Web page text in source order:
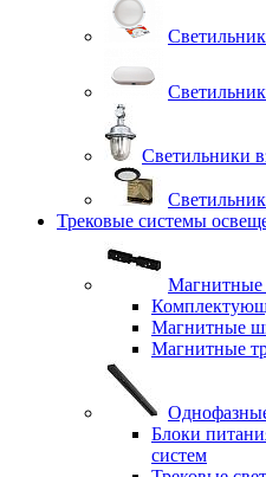
Светильники
Трековые системы
Магнитные
Магнитные
Магнитные
Блоки
систем